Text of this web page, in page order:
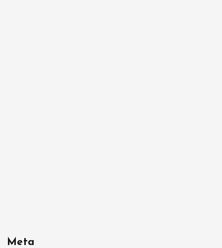
Meta